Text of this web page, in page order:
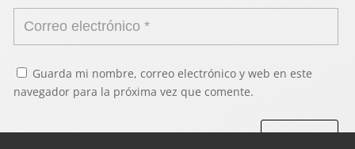
Guarda mi nombre, correo electrónico y web en este
navegador para la próxima vez que comente.